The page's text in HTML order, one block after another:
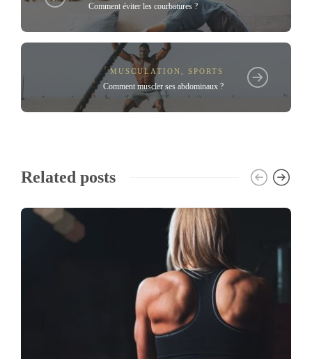
Comment éviter les courbatures ?
MUSCULATION SPORTS
Comment muscler ses abdominaux ?
Related posts